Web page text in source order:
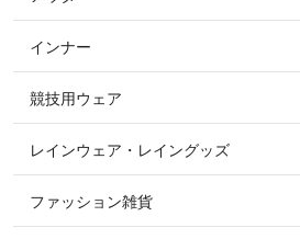
ニーグリップ・膝革 キュロット
ポロシャツ
カットソー・Tシャツ・タンクトップ
すべてのアウター
コート
ジャケット・ブルゾン
インナー
競技用ウェア
すべての競技用ウェア
ショージャケット
レインウェア・レイングッズ
ファッション雑貨